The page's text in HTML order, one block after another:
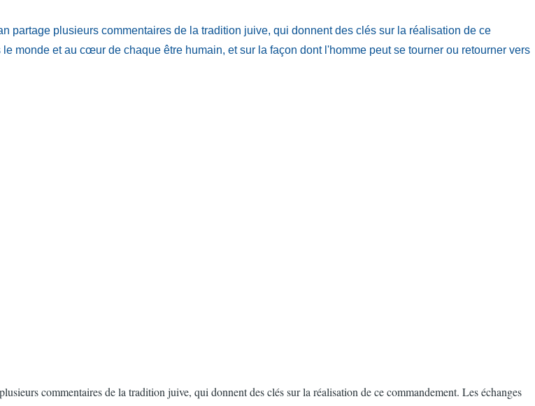
partage plusieurs commentaires de la tradition juive, qui donnent des clés sur la réalisation de ce
monde et au cœur de chaque être humain, et sur la façon dont l'homme peut se tourner ou retourner vers
commentaires de la tradition juive, qui donnent des clés sur la réalisation de ce commandement. Les échanges